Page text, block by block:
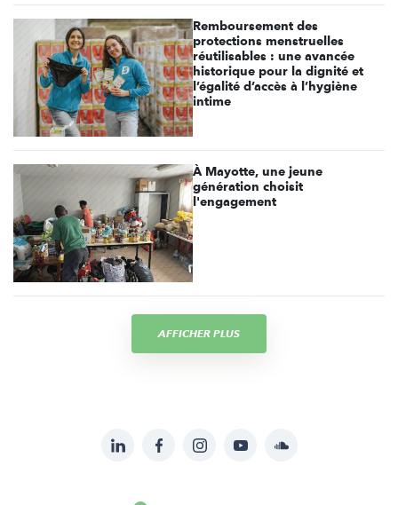
Remboursement des
protections menstruelles
réutilisables : une avancée
historique pour la dignité et
l’égalité d’accès à l’hygiène
intime
À Mayotte, une jeune
génération choisit
l'engagement
AFFICHER PLUS
LinkedInFacebookInstagramYouTubeSoundcloud